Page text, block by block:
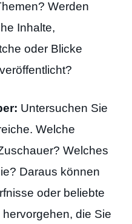
Werden
Inhalte,
oder Blicke
Untersuchen Sie
Welche
Welches
Daraus können
oder beliebte
die Sie